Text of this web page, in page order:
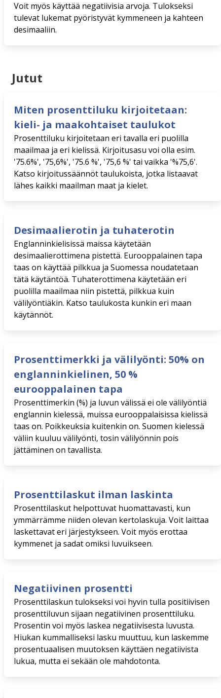
Voit myös käyttää negatiivisia arvoja. Tulokseksi
tulevat lukemat pyöristyvät kymmeneen ja kahteen
desimaaliin.
Jutut
Miten prosenttiluku kirjoitetaan:
kieli- ja maakohtaiset taulukot
Prosenttiluku kirjoitetaan eri tavalla eri puolilla
maailmaa ja eri kielissä. Kirjoitusasu voi olla esim.
'75.6%', '75,6%', '75.6 %', '75,6 %' tai vaikka '%75,6'.
Katso kirjoitussäännöt taulukoista, jotka listaavat
lähes kaikki maailman maat ja kielet.
Desimaalierotin ja tuhaterotin
Englanninkielisissä maissa käytetään
desimaalierottimena pistettä. Eurooppalainen tapa
taas on käyttää pilkkua ja Suomessa noudatetaan
tätä käytäntöä. Tuhaterottimena käytetään eri
puolilla maailmaa niin pistettä, pilkkua kuin
välilyöntiäkin. Katso taulukosta kunkin eri maan
käytännöt.
Prosenttimerkki ja välilyönti: 50% on
englanninkielinen, 50 %
eurooppalainen tapa
Prosenttimerkin (%) ja luvun välissä ei ole välilyöntiä
englannin kielessä, muissa eurooppalaisissa kielissä
taas on. Poikkeuksia kuitenkin on. Suomen kielessä
väliin kuuluu välilyönti, tosin välilyönnin pois
jättäminen on tavallista.
Prosenttilaskut ilman laskinta
Prosenttilaskut helpottuvat huomattavasti, kun
ymmärrämme niiden olevan kertolaskuja. Voit laittaa
laskettavat eri järjestykseen. Voit myös erottaa
kymmenet ja sadat omiksi luvuikseen.
Negatiivinen prosentti
Prosenttilaskun tulokseksi voi hyvin tulla positiivisen
prosenttiluvun sijaan negatiivinen prosenttiluku.
Prosentin voi myös laskea negatiivisesta luvusta.
Hiukan kummalliseksi lasku muuttuu, kun laskemme
prosentuaalisen muutoksen käyttäen negatiivista
lukua, mutta ei sekään ole mahdotonta.